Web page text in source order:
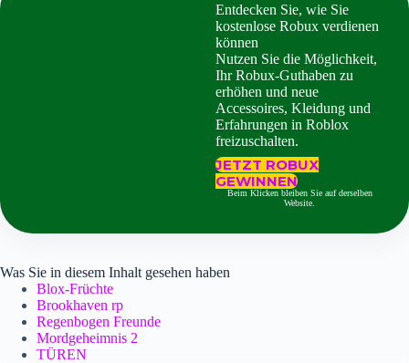
Entdecken Sie, wie Sie
kostenlose Robux verdienen
können
Nutzen Sie die Möglichkeit,
Ihr Robux-Guthaben zu
erhöhen und neue
Accessoires, Kleidung und
Erfahrungen in Roblox
freizuschalten.
JETZT ROBUX
GEWINNEN
Beim Klicken bleiben Sie auf derselben
Website.
Was Sie in diesem Inhalt gesehen haben
Blox-Früchte
Brookhaven rp
Regenbogen Freunde
Mordgeheimnis 2
TÜREN